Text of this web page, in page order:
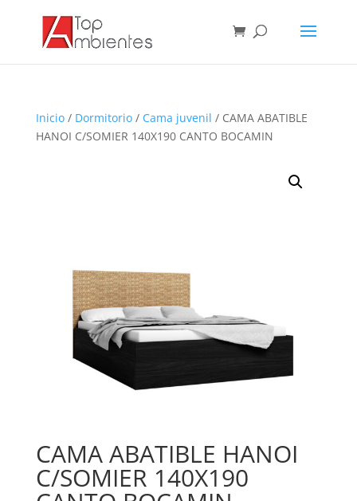
Inicio/ Dormitorio/ Cama juvenil / CAMA ABATIBLE
HANOI C/SOMIER 140X190 CANTO BOCAMIN
CAMA ABATIBLE HANOI
C/SOMIER 140X190